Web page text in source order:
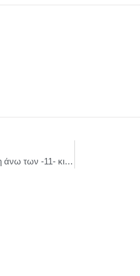
Τρεις συλλήψεις για κατοχή και διακίνηση άνω των -11- κιλών κοκαΐνης και -38- κιλών κάνναβης στην Αττική